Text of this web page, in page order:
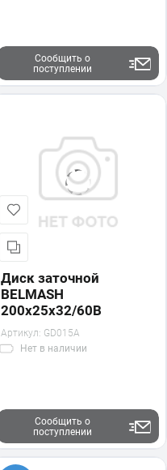
Сообщить о
поступлении
Диск заточной
BELMASH
200х25х32/60B
Артикул: GD015A
Нет в наличии
Сообщить о
поступлении